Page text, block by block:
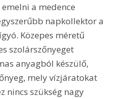
a medence
napkollektor a
Közepes méretű
szolárszőnyeget
anyagból készülő,
mely vízjáratokat
nincs szükség nagy